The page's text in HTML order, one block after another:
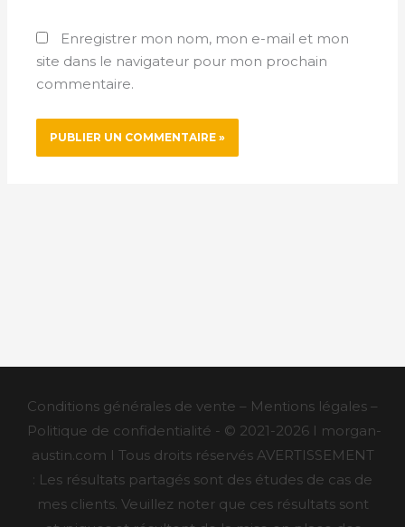
Enregistrer mon nom, mon e-mail et mon
site dans le navigateur pour mon prochain
commentaire.
Conditions générales de vente – Mentions légales –
Politique de confidentialité - © 2021-2026 I morgan-
austin.com I Tous droits réservés AVERTISSEMENT
: Les résultats partagés sont des études de cas de
mes clients. Veuillez noter que ces résultats sont